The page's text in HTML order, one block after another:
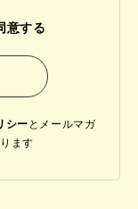
意する
シー と メールマガ
ます